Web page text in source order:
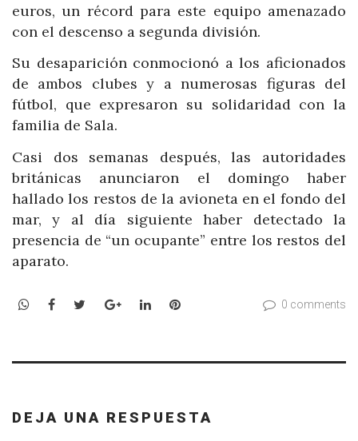
euros, un récord para este equipo amenazado
con el descenso a segunda división.
Su desaparición conmocionó a los aficionados
de ambos clubes y a numerosas figuras del
fútbol, que expresaron su solidaridad con la
familia de Sala.
Casi dos semanas después, las autoridades
británicas anunciaron el domingo haber
hallado los restos de la avioneta en el fondo del
mar, y al día siguiente haber detectado la
presencia de “un ocupante” entre los restos del
aparato.
WhatsApp
Facebook
TwitterGoogle+LinkedInPinterest 0 comments
DEJA UNA RESPUESTA